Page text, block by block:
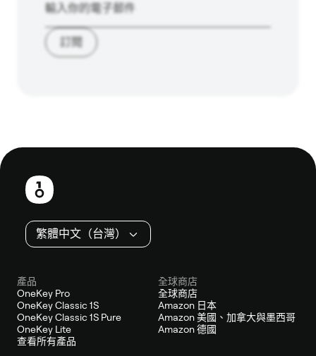
訂閱
頁
繁體中文（台灣）
產品
OneKey Pro
OneKey Classic 1S
OneKey Classic 1S Pure
OneKey Lite
查看所有產品
全球商店
全球商店
Amazon 日本
Amazon 美國、加拿大與墨西哥
Amazon 德國